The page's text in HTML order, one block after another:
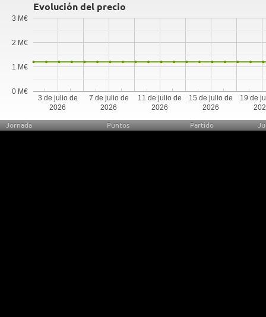
Evolución del precio
3 de julio de
2026
7 de julio de
2026
11 de julio de
2026
15 de julio de
2026
19 de
0 M€
1 M€
2 M€
3 M€
Jornada Puntos Partido